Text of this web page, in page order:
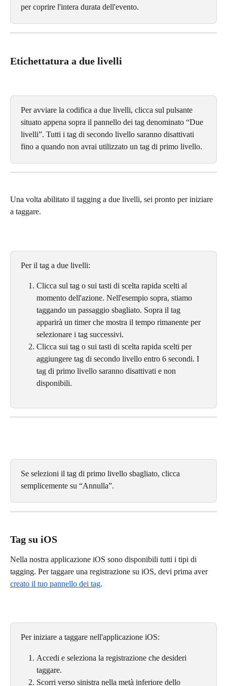
per coprire l'intera durata dell'evento.
Etichettatura a due livelli
Per avviare la codifica a due livelli, clicca sul pulsante
situato appena sopra il pannello dei tag denominato “Due
livelli”. Tutti i tag di secondo livello saranno disattivati
fino a quando non avrai utilizzato un tag di primo livello.
Una volta abilitato il tagging a due livelli, sei pronto per iniziare
a taggare.
Per il tag a due livelli:
Clicca sul tag o sui tasti di scelta rapida scelti al
momento dell'azione. Nell'esempio sopra, stiamo
taggando un passaggio sbagliato. Sopra il tag
apparirà un timer che mostra il tempo rimanente per
selezionare i tag successivi.
Clicca sui tag o sui tasti di scelta rapida scelti per
aggiungere tag di secondo livello entro 6 secondi. I
tag di primo livello saranno disattivati e non
disponibili.
Se selezioni il tag di primo livello sbagliato, clicca
semplicemente su “Annulla”.
Tag su iOS
Nella nostra applicazione iOS sono disponibili tutti i tipi di
tagging. Per taggare una registrazione su iOS, devi prima aver
creato il tuo pannello dei tag.
Per iniziare a taggare nell'applicazione iOS:
Accedi e seleziona la registrazione che desideri
taggare.
Scorri verso sinistra nella metà inferiore dello